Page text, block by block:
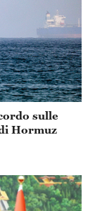
sulle
Hormuz